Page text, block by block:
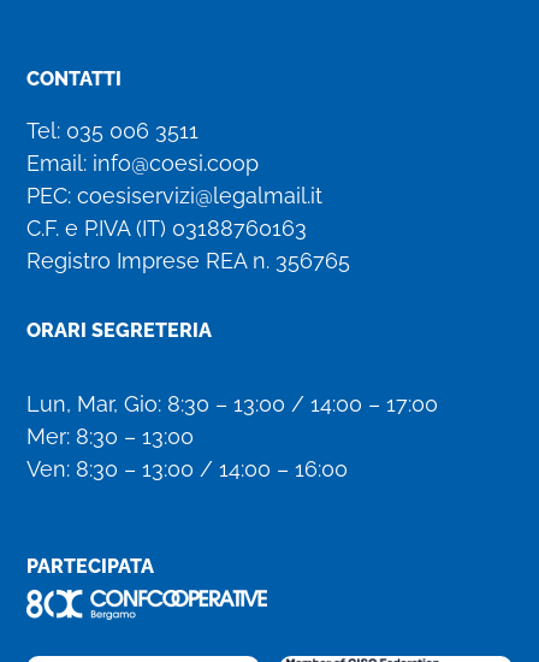
CONTATTI
Tel: 035 006 3511
Email: info@coesi.coop
PEC:coesiservizi@legalmail.it
C.F. e P.IVA (IT) 03188760163
Registro Imprese REA n. 356765
ORARI SEGRETERIA
Lun, Mar, Gio: 8:30 – 13:00 / 14:00 – 17:00
Mer: 8:30 – 13:00
Ven: 8:30 – 13:00 / 14:00 – 16:00
PARTECIPATA